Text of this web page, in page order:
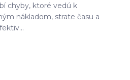
chyby, ktoré vedú k
nákladom, strate času a